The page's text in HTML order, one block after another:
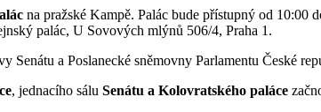
na pražské Kampě. Palác bude přístupný od
palác, U Sovových mlýnů 506/4, Praha 1.
Senátu a Poslanecké sněmovny Parlamentu České
, jednacího sálu Senátu a Kolovratského paláce